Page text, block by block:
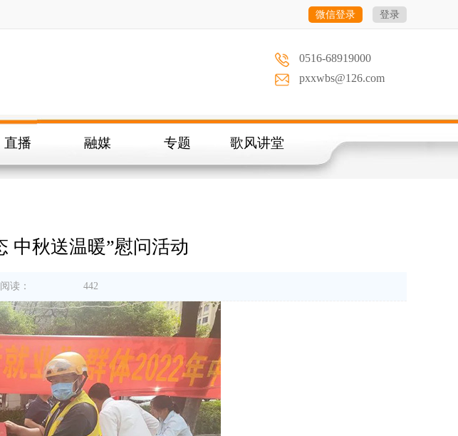
微信登录 登录
0516-68919000
pxxwbs@126.com
直播 融媒 专题 歌风讲堂
中秋送温暖”慰问活动
阅读： 442